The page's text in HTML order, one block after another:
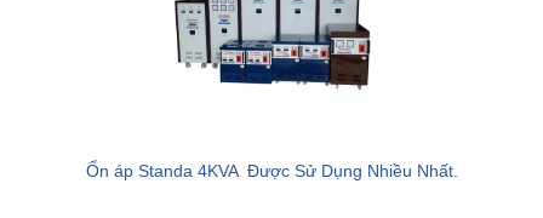
Ổn áp Standa 4KVA Được Sử Dụng Nhiều Nhất.